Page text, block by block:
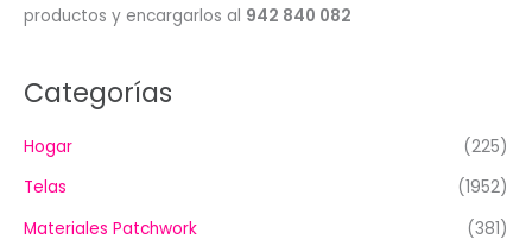
productos y encargarlos al 942 840 082
Categorías
Hogar
(225)
Telas
(1952)
Materiales Patchwork
(381)